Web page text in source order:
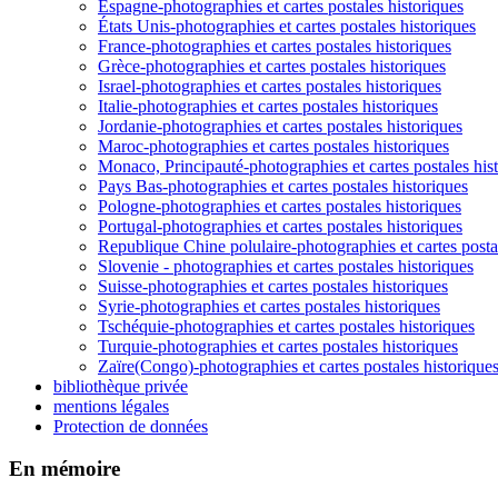
Espagne-photographies et cartes postales historiques
États Unis-photographies et cartes postales historiques
France-photographies et cartes postales historiques
Grèce-photographies et cartes postales historiques
Israel-photographies et cartes postales historiques
Italie-photographies et cartes postales historiques
Jordanie-photographies et cartes postales historiques
Maroc-photographies et cartes postales historiques
Monaco, Principauté-photographies et cartes postales
Pays Bas-photographies et cartes postales historiques
Pologne-photographies et cartes postales historiques
Portugal-photographies et cartes postales historiques
Republique Chine polulaire-photographies et cartes
Slovenie - photographies et cartes postales historiques
Suisse-photographies et cartes postales historiques
Syrie-photographies et cartes postales historiques
Tschéquie-photographies et cartes postales historiques
Turquie-photographies et cartes postales historiques
Zaïre(Congo)-photographies et cartes postales historiques
bibliothèque privée
mentions légales
Protection de données
En mémoire